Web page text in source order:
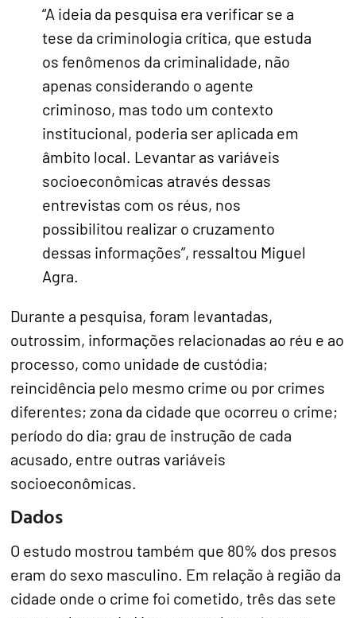
“A ideia da pesquisa era verificar se a
tese da criminologia crítica, que estuda
os fenômenos da criminalidade, não
apenas considerando o agente
criminoso, mas todo um contexto
institucional, poderia ser aplicada em
âmbito local. Levantar as variáveis
socioeconômicas através dessas
entrevistas com os réus, nos
possibilitou realizar o cruzamento
dessas informações”, ressaltou Miguel
Agra.
Durante a pesquisa, foram levantadas,
outrossim, informações relacionadas ao réu e ao
processo, como unidade de custódia;
reincidência pelo mesmo crime ou por crimes
diferentes; zona da cidade que ocorreu o crime;
período do dia; grau de instrução de cada
acusado, entre outras variáveis
socioeconômicas.
Dados
O estudo mostrou também que 80% dos presos
eram do sexo masculino. Em relação à região da
cidade onde o crime foi cometido, três das sete